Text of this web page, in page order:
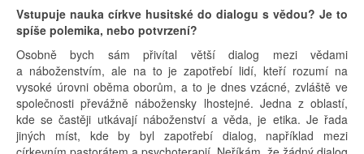
Vstupuje nauka církve husitské do dialogu s vědou? Je to
spíše polemika, nebo potvrzení?
Osobně bych sám přivítal větší dialog mezi vědami
a náboženstvím, ale na to je zapotřebí lidí, kteří rozumí na
vysoké úrovni oběma oborům, a to je dnes vzácné, zvláště ve
společnosti převážně nábožensky lhostejné. Jedna z oblastí,
kde se častěji utkávají náboženství a věda, je etika. Je řada
jiných míst, kde by byl zapotřebí dialog, například mezi